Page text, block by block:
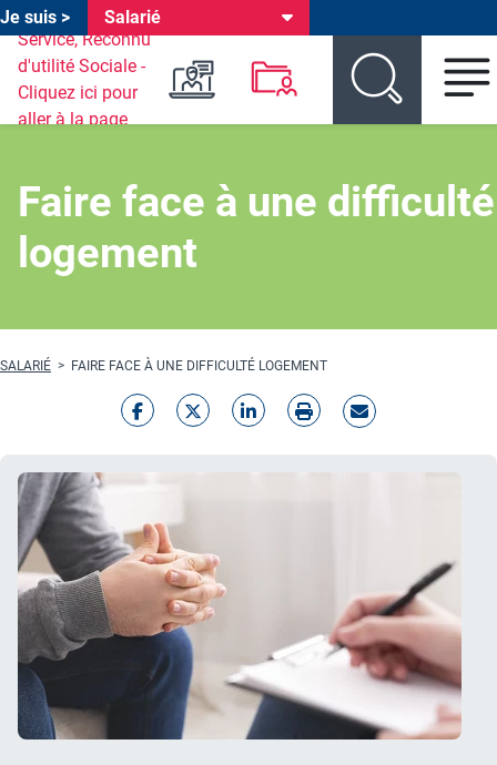
Header environnements
Je suis > Salarié
Faire face à une difficulté
logement
Fil d'Ariane
SALARIÉ FAIRE FACE À UNE DIFFICULTÉ LOGEMENT